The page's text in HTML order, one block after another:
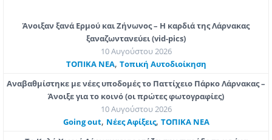
Άνοιξαν ξανά Ερμού και Ζήνωνος – Η καρδιά της Λάρνακας
ξαναζωντανεύει (vid-pics)
10 Αυγούστου 2026
ΤΟΠΙΚΑ ΝΕΑ, Τοπική Αυτοδιοίκηση
Αναβαθμίστηκε με νέες υποδομές το Παττίχειο Πάρκο Λάρνακας –
Άνοιξε για το κοινό (οι πρώτες φωτογραφίες)
10 Αυγούστου 2026
Going out, Νέες Αφίξεις, ΤΟΠΙΚΑ ΝΕΑ